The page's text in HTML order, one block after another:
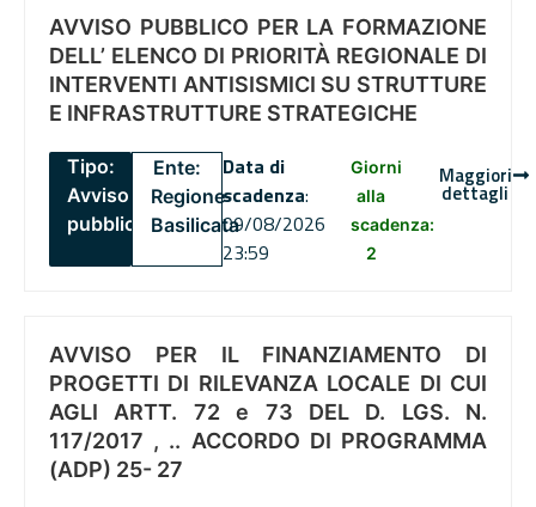
AVVISO PUBBLICO PER LA FORMAZIONE
DELL’ ELENCO DI PRIORITÀ REGIONALE DI
INTERVENTI ANTISISMICI SU STRUTTURE
E INFRASTRUTTURE STRATEGICHE
Tipo:
Avviso
pubblico
Ente:
Regione
Basilicata
Data di
scadenza:
09/08/2026
23:59
Giorni
alla
scadenza:
2
Maggiori
dettagli
AVVISO PER IL FINANZIAMENTO DI
PROGETTI DI RILEVANZA LOCALE DI CUI
AGLI ARTT. 72 e 73 DEL D. LGS. N.
117/2017 , .. ACCORDO DI PROGRAMMA
(ADP) 25- 27